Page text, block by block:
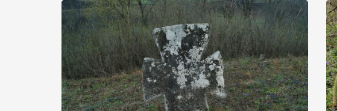
Наддністрянське відрізняється від більшості навколишніх
сіл. У селі є мурована Михайлівська церква. Точної дати […]